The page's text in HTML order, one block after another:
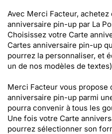
Avec Merci Facteur, achetez
anniversaire pin-up par La
Choisissez votre Carte
Cartes anniversaire pin-up
pourrez la personnaliser, et
un de nos modèles de
Merci Facteur vous propose
anniversaire pin-up parmi
pourra convenir à tous les
Une fois votre Carte
pourrez sélectionner son